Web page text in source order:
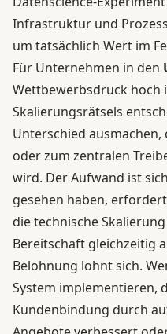
Infrastruktur und
um tatsächlich Wert im
Für Unternehmen in den
Wettbewerbsdruck hoch
Skalierungsrätsels
Unterschied
oder zum zentralen
wird. Der Aufwand ist
gesehen haben,
die technische
Bereitschaft gleichzeitig
Belohnung lohnt sich.
System implementieren,
Kundenbindung durch